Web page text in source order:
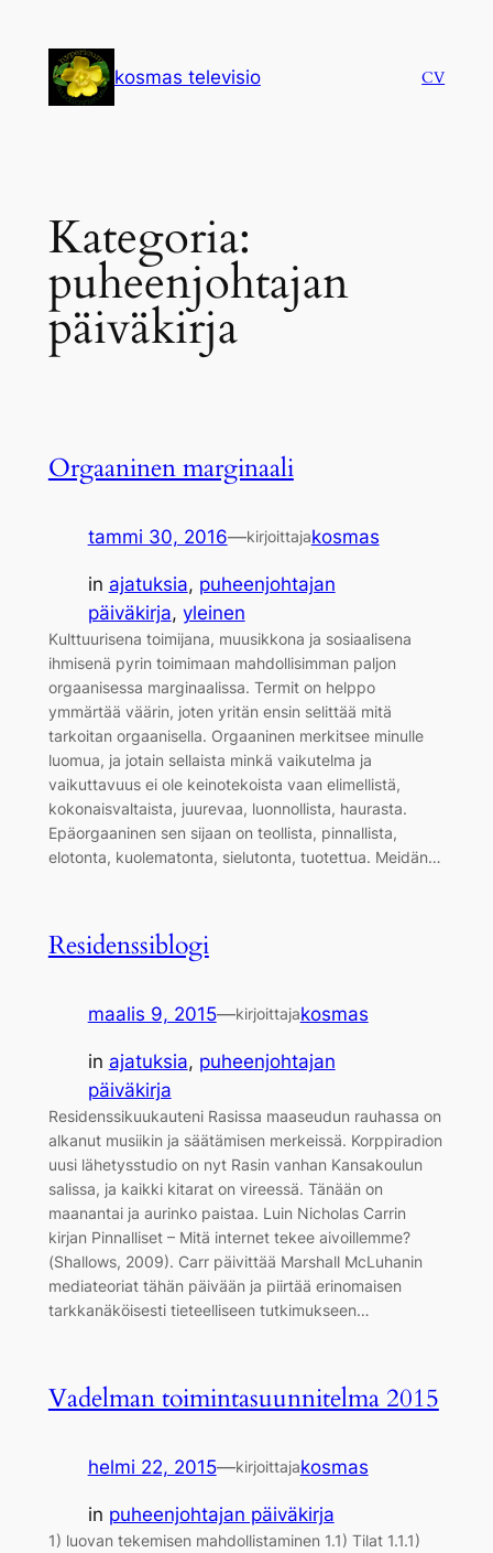
sisältöön
kosmas televisio
CV
Kategoria:
puheenjohtajan
päiväkirja
Orgaaninen marginaali
tammi 30, 2016—kirjoittajakosmas
in ajatuksia, puheenjohtajan
päiväkirja, yleinen
Kulttuurisena toimijana, muusikkona ja sosiaalisena
ihmisenä pyrin toimimaan mahdollisimman paljon
orgaanisessa marginaalissa. Termit on helppo
ymmärtää väärin, joten yritän ensin selittää mitä
tarkoitan orgaanisella. Orgaaninen merkitsee minulle
luomua, ja jotain sellaista minkä vaikutelma ja
vaikuttavuus ei ole keinotekoista vaan elimellistä,
kokonaisvaltaista, juurevaa, luonnollista, haurasta.
Epäorgaaninen sen sijaan on teollista, pinnallista,
elotonta, kuolematonta, sielutonta, tuotettua. Meidän…
Residenssiblogi
maalis 9, 2015—kirjoittajakosmas
in ajatuksia, puheenjohtajan
päiväkirja
Residenssikuukauteni Rasissa maaseudun rauhassa on
alkanut musiikin ja säätämisen merkeissä. Korppiradion
uusi lähetysstudio on nyt Rasin vanhan Kansakoulun
salissa, ja kaikki kitarat on vireessä. Tänään on
maanantai ja aurinko paistaa. Luin Nicholas Carrin
kirjan Pinnalliset – Mitä internet tekee aivoillemme?
(Shallows, 2009). Carr päivittää Marshall McLuhanin
mediateoriat tähän päivään ja piirtää erinomaisen
tarkkanäköisesti tieteelliseen tutkimukseen…
Vadelman toimintasuunnitelma 2015
helmi 22, 2015—kirjoittajakosmas
in puheenjohtajan päiväkirja
1) luovan tekemisen mahdollistaminen 1.1) Tilat 1.1.1)